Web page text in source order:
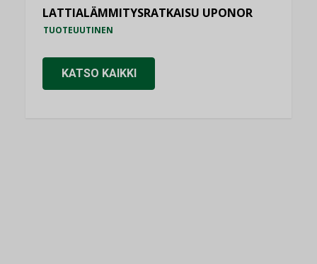
LATTIALÄMMITYSRATKAISU UPONOR
TUOTEUUTINEN
KATSO KAIKKI